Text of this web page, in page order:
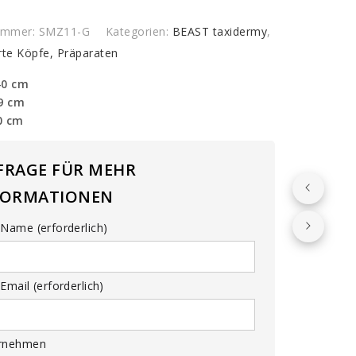
SMZ11-G Kategorien: BEAST taxidermy,
Köpfe, Präparaten
cm
cm
cm
FÜR MEHR
(erforderlich)
(erforderlich)